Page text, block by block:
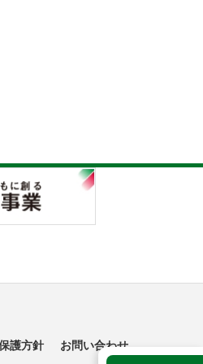
護方針 お問い合わせ